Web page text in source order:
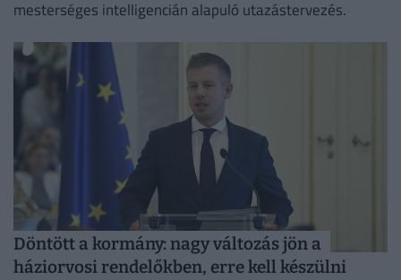
mesterséges intelligencián alapuló utazástervezés.
Döntött a kormány: nagy változás jön a
háziorvosi rendelőkben, erre kell készülni